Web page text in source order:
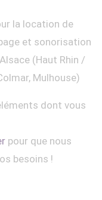
la location de
et sonorisation
(Haut Rhin /
Mulhouse)
dont vous
pour que nous
besoins !